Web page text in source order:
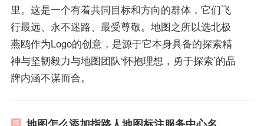
里。这是一个有着共同目标和方向的群体，它们飞
行最远、永不迷路、最受尊敬。地图之所以选北极
燕鸥作为Logo的创意，是源于它本身具备的探索精
神与坚韧毅力与地图团队‘怀抱理想，勇于探索’的品
牌内涵不谋而合。